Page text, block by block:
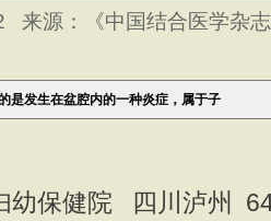
来源： 《中国结合医学杂
是发生在盆腔内的一种炎症，属于子
保健院 四川泸州